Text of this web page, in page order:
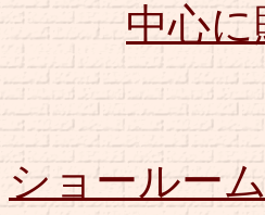
中心
ショールー